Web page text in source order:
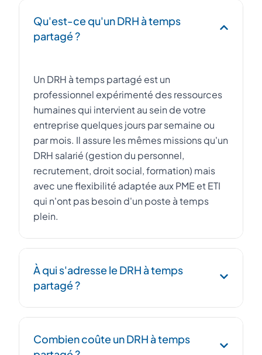
Qu'est-ce qu'un DRH à temps
partagé ?
Un DRH à temps partagé est un
professionnel expérimenté des ressources
humaines qui intervient au sein de votre
entreprise quelques jours par semaine ou
par mois. Il assure les mêmes missions qu'un
DRH salarié (gestion du personnel,
recrutement, droit social, formation) mais
avec une flexibilité adaptée aux PME et ETI
qui n'ont pas besoin d'un poste à temps
plein.
À qui s'adresse le DRH à temps
partagé ?
startups et ETI de 10 à 500 salariés qui
Combien coûte un DRH à temps